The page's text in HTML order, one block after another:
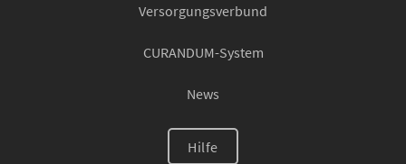
Versorgungsverbund
CURANDUM-System
News
Hilfe